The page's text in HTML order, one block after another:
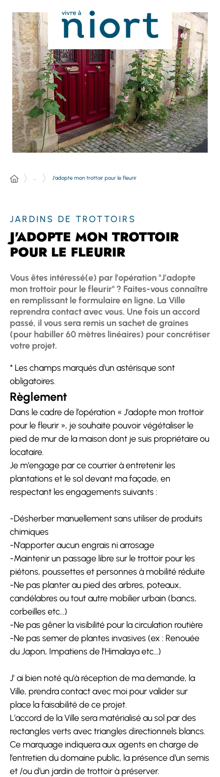
... J'adopte mon trottoir pour le fleurir
JARDINS DE TROTTOIRS
J'ADOPTE MON TROTTOIR
POUR LE FLEURIR
Vous êtes intéressé(e) par l'opération "J'adopte
mon trottoir pour le fleurir" ? Faites-vous connaître
en remplissant le formulaire en ligne. La Ville
reprendra contact avec vous. Une fois un accord
passé, il vous sera remis un sachet de graines
(pour habiller 60 mètres linéaires) pour concrétiser
votre projet.
* Les champs marqués d'un astérisque sont
obligatoires.
Règlement
Dans le cadre de l’opération « J’adopte mon trottoir
pour le fleurir », je souhaite pouvoir végétaliser le
pied de mur de la maison dont je suis propriétaire ou
locataire.
Je m’engage par ce courrier à entretenir les
plantations et le sol devant ma façade, en
respectant les engagements suivants :
-Désherber manuellement sans utiliser de produits
chimiques
-N’apporter aucun engrais ni arrosage
-Maintenir un passage libre sur le trottoir pour les
piétons, poussettes et personnes à mobilité réduite
-Ne pas planter au pied des arbres, poteaux,
candélabres ou tout autre mobilier urbain (bancs,
corbeilles etc…)
-Ne pas gêner la visibilité pour la circulation routière
-Ne pas semer de plantes invasives (ex : Renouée
du Japon, Impatiens de l’Himalaya etc…)
J’ ai bien noté qu’à réception de ma demande, la
Ville, prendra contact avec moi pour valider sur
place la faisabilité de ce projet.
L’accord de la Ville sera matérialisé au sol par des
rectangles verts avec triangles directionnels blancs.
Ce marquage indiquera aux agents en charge de
l’entretien du domaine public, la présence d’un semis
et /ou d’un jardin de trottoir à préserver.